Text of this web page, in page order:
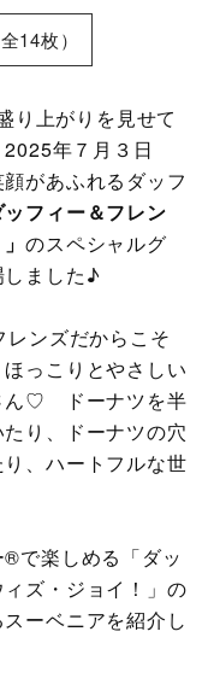
14枚）
り上がりを見せて
年７月３日
があふれるダッフ
ッフィー＆フレン
」のスペシャルグ
しました♪
ンズだからこそ
っこりとやさしい
ん♡ ドーナツを半
り、ドーナツの穴
、ハートフルな世
で楽しめる「ダッ
ズ・ジョイ！」の
ーベニアを紹介し